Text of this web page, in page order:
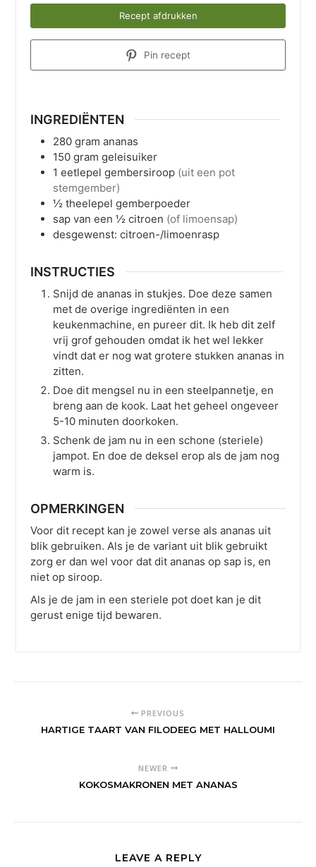
Recept afdrukken
Pin recept
INGREDIËNTEN
280 gram ananas
150 gram geleisuiker
1 eetlepel gembersiroop (uit een pot
stemgember)
½ theelepel gemberpoeder
sap van een ½ citroen (of limoensap)
desgewenst: citroen-/limoenrasp
INSTRUCTIES
Snijd de ananas in stukjes. Doe deze samen
met de overige ingrediënten in een
keukenmachine, en pureer dit. Ik heb dit zelf
vrij grof gehouden omdat ik het wel lekker
vindt dat er nog wat grotere stukken ananas in
zitten.
Doe dit mengsel nu in een steelpannetje, en
breng aan de kook. Laat het geheel ongeveer
5-10 minuten doorkoken.
Schenk de jam nu in een schone (steriele)
jampot. En doe de deksel erop als de jam nog
warm is.
OPMERKINGEN
Voor dit recept kan je zowel verse als ananas uit
blik gebruiken. Als je de variant uit blik gebruikt
zorg er dan wel voor dat dit ananas op sap is, en
niet op siroop.
Als je de jam in een steriele pot doet kan je dit
gerust enige tijd bewaren.
PREVIOUS
HARTIGE TAART VAN FILODEEG MET HALLOUMI
NEWER
KOKOSMAKRONEN MET ANANAS
LEAVE A REPLY